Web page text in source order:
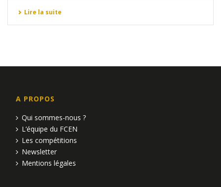
Lire la suite
A PROPOS
Qui sommes-nous ?
L’équipe du FCEN
Les compétitions
Newsletter
Mentions légales